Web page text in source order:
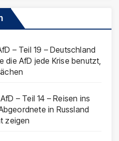
– Teil 19 – Deutschland
die AfD jede Krise benutzt,
– Teil 14 – Reisen ins
in Russland
zeigen